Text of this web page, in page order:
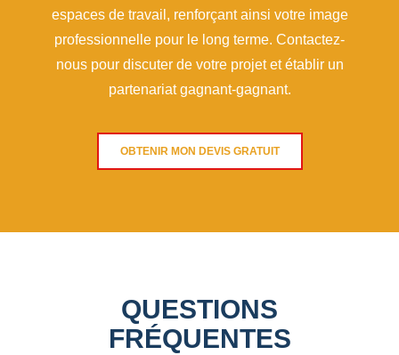
espaces de travail, renforçant ainsi votre image
professionnelle pour le long terme. Contactez-
nous pour discuter de votre projet et établir un
partenariat gagnant-gagnant.
OBTENIR MON DEVIS GRATUIT
QUESTIONS
FRÉQUENTES